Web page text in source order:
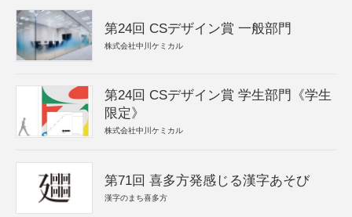
第24回 CSデザイン賞 一般部門
株式会社中川ケミカル
第24回 CSデザイン賞 学生部門《学生
限定》
株式会社中川ケミカル
第71回 喜多方発感じる漢字あそび
漢字のまち喜多方